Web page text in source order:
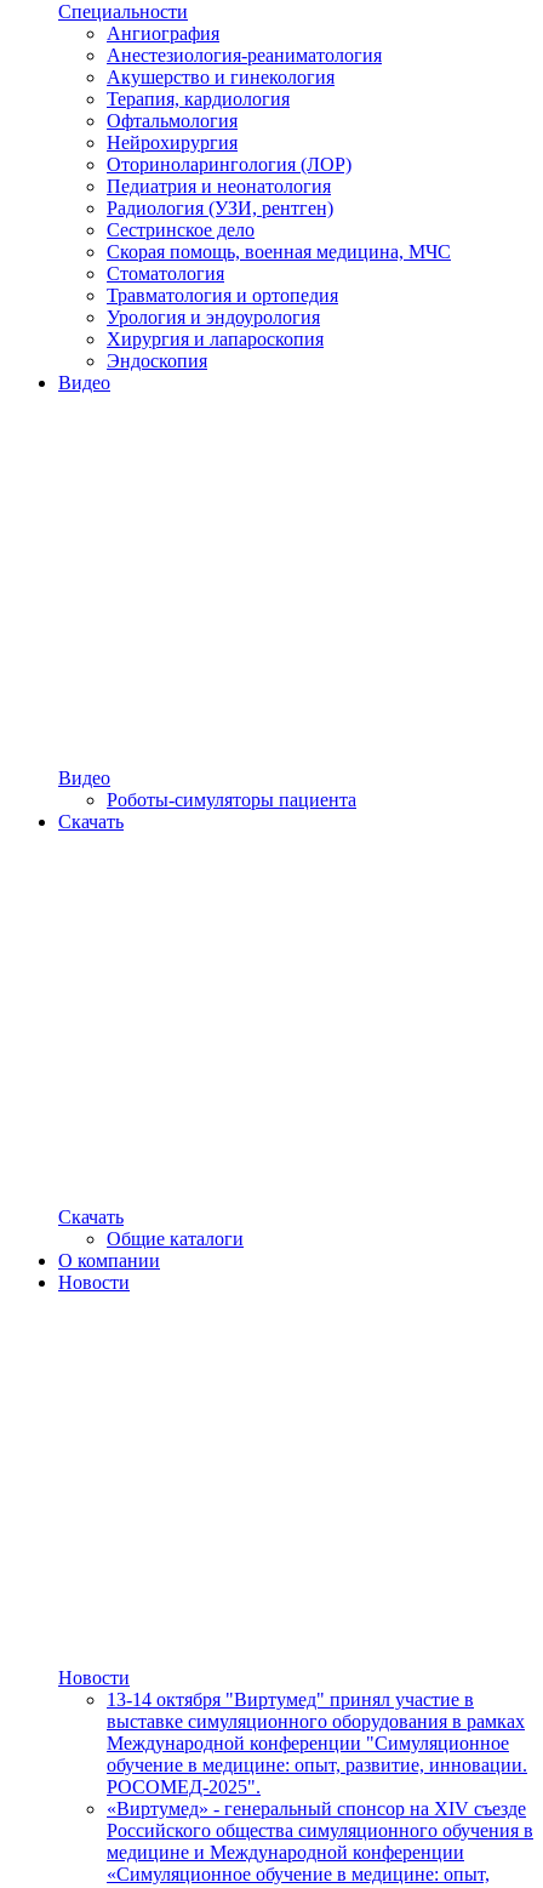
Специальности
Ангиография
Анестезиология-реаниматология
Акушерство и гинекология
Терапия, кардиология
Офтальмология
Нейрохирургия
Оториноларингология (ЛОР)
Педиатрия и неонатология
Радиология (УЗИ, рентген)
Сестринское дело
Скорая помощь, военная медицина, МЧС
Стоматология
Травматология и ортопедия
Урология и эндоурология
Хирургия и лапароскопия
Эндоскопия
Видео
Видео
Роботы-симуляторы пациента
Скачать
Скачать
Общие каталоги
О компании
Новости
Новости
13-14 октября "Виртумед" принял участие в
выставке симуляционного оборудования в рамках
Международной конференции "Симуляционное
обучение в медицине: опыт, развитие, инновации.
РОСОМЕД-2025".
«Виртумед» - генеральный спонсор на XIV съезде
Российского общества симуляционного обучения в
медицине и Международной конференции
«Симуляционное обучение в медицине: опыт,